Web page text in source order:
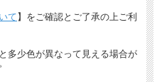
て 】をご確認とご了承の上ご利
多少色が異なって見える場合が